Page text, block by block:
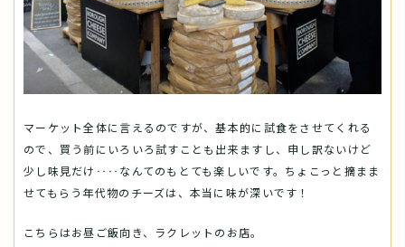
マーケット全体に言えるのですが、基本的に試食をさせてくれる
ので、買う前にいろいろ試すことも出来ますし、申し訳ないけど
少し味見だけ‥‥なんてのもとても楽しいです。ちょこっと摘まま
せてもらう年代物のチーズは、本当に味が深いです！
こちらはお昼ご飯向き、ラクレットのお店。